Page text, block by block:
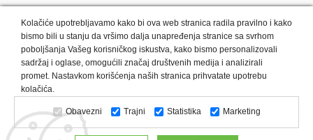
Kategorije proizvoda: Olovke i markeri
Privesci i trakice
Upaljači
USB Tehnologija Tekstil
Kačketi i kape
Notesi i rokovnici
Kancelarija Satovi
Kišobrani
Torbe i putovanja
Kuhinjski setovi
Alati i oprema
Kolačiće upotrebljavamo kako bi ova web stranica radila pravilno i kako
bismo bili u stanju da vršimo dalja unapređenja stranice sa svrhom
poboljšanja Vašeg korisničkog iskustva, kako bismo personalizovali
sadržaj i oglase, omogućili značaj društvenih medija i analizirali
promet. Nastavkom korišćenja naših stranica prihvatate upotrebu
kolačića.
Obavezni Trajni Statistika Marketing